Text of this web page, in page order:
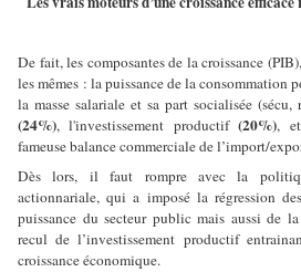
De fait, les composantes de la croissance
les mêmes : la puissance de la consommation
la masse salariale et sa part socialisée
(24%), l'investissement productif(20%),
fameuse balance commerciale de l’import/
Dès lors, il faut rompre avec la
actionnariale, qui a imposé la régression
puissance du secteur public mais aussi de
recul de l’investissement productif
croissance économique.